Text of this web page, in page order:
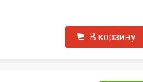
В корзину